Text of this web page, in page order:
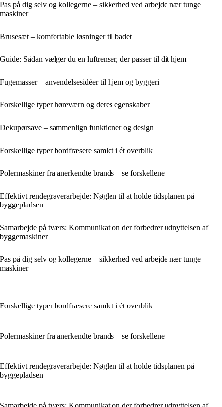
Pas på dig selv og kollegerne – sikkerhed ved arbejde nær tunge
maskiner
Brusesæt – komfortable løsninger til badet
Guide: Sådan vælger du en luftrenser, der passer til dit hjem
Fugemasser – anvendelsesidéer til hjem og byggeri
Forskellige typer høreværn og deres egenskaber
Dekupørsave – sammenlign funktioner og design
Forskellige typer bordfræsere samlet i ét overblik
Polermaskiner fra anerkendte brands – se forskellene
Effektivt rendegraverarbejde: Nøglen til at holde tidsplanen på
byggepladsen
Samarbejde på tværs: Kommunikation der forbedrer udnyttelsen af
byggemaskiner
Pas på dig selv og kollegerne – sikkerhed ved arbejde nær tunge
maskiner
Forskellige typer bordfræsere samlet i ét overblik
Polermaskiner fra anerkendte brands – se forskellene
Effektivt rendegraverarbejde: Nøglen til at holde tidsplanen på
byggepladsen
Samarbejde på tværs: Kommunikation der forbedrer udnyttelsen af